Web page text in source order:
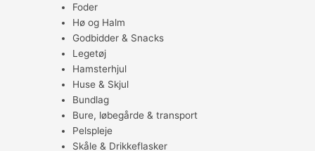
Foder
Hø og Halm
Godbidder & Snacks
Legetøj
Hamsterhjul
Huse & Skjul
Bundlag
Bure, løbegårde & transport
Pelspleje
Skåle & Drikkeflasker